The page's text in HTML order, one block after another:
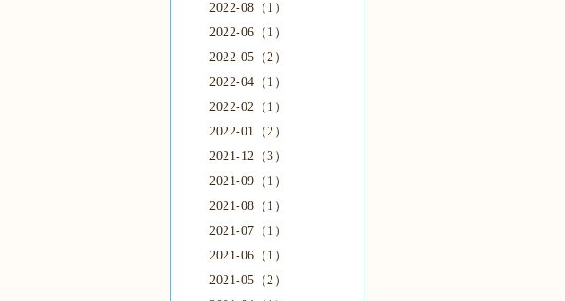
2022-08（1）
2022-06（1）
2022-05（2）
2022-04（1）
2022-02（1）
2022-01（2）
2021-12（3）
2021-09（1）
2021-08（1）
2021-07（1）
2021-06（1）
2021-05（2）